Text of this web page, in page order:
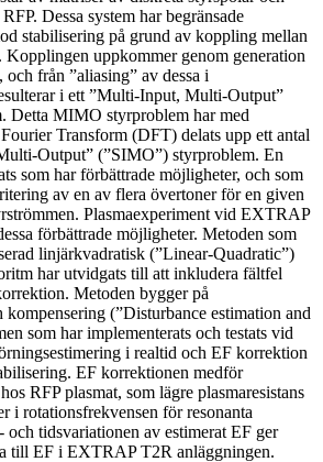
Dessa system har begränsade
stabilisering på grund av koppling mellan
Kopplingen uppkommer genom generation
från ”aliasing” av dessa i
i ett ”Multi-Input, Multi-Output”
Detta MIMO styrproblem har med
Transform (DFT) delats upp ett antal
Output” (”SIMO”) styrproblem. En
som har förbättrade möjligheter, och som
av en av flera övertoner för en given
Plasmaexperiment vid EXTRAP
förbättrade möjligheter. Metoden som
linjärkvadratisk (”Linear-Quadratic”)
har utvidgats till att inkludera fältfel
Metoden bygger på
kompensering (”Disturbance estimation and
som har implementerats och testats vid
i realtid och EF korrektion
EF korrektionen medför
RFP plasmat, som lägre plasmaresistans
i rotationsfrekvensen för resonanta
och tidsvariationen av estimerat EF ger
till EF i EXTRAP T2R anläggningen.